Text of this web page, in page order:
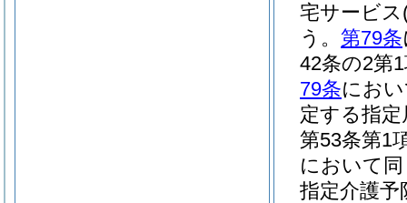
宅サービス
う。 第79条
42条の2第
79条にお
定する指
第53条第1
において
指定介護予